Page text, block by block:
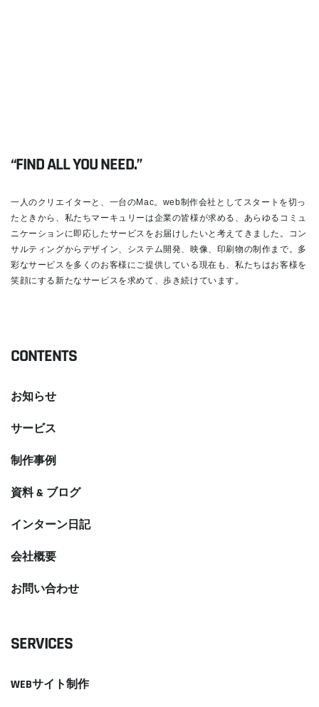
“FIND ALL YOU NEED.”
一人のクリエイターと、一台のMac。web制作会社としてスタートを切っ
たときから、私たちマーキュリーは企業の皆様が求める、あらゆるコミュ
ニケーションに即応したサービスをお届けしたいと考えてきました。コン
サルティングからデザイン、システム開発、映像、印刷物の制作まで。多
彩なサービスを多くのお客様にご提供している現在も、私たちはお客様を
笑顔にする新たなサービスを求めて、歩き続けています。
CONTENTS
お知らせ
サービス
制作事例
資料 & ブログ
インターン日記
会社概要
お問い合わせ
SERVICES
WEBサイト制作